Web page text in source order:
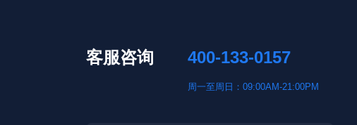
客服咨询 400-133-0157
周一至周日：09:00AM-21:00PM